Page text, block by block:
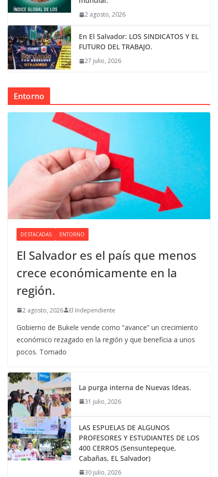
2 agosto, 2026
En El Salvador: LOS SINDICATOS Y EL
FUTURO DEL TRABAJO.
27 julio, 2026
Entorno
DESTACADAS ENTORNO
El Salvador es el país que menos
crece económicamente en la
región.
2 agosto, 2026 El Independiente
Gobierno de Bukele vende como “avance” un crecimiento
económico rezagado en la región y que beneficia a unos
pocos. Tomado
La purga interna de Nuevas Ideas.
31 julio, 2026
LAS ESPUELAS DE ALGUNOS
PROFESORES Y ESTUDIANTES DE LOS
400 CERROS (Sensuntepeque,
Cabañas, EL Salvador)
30 julio, 2026